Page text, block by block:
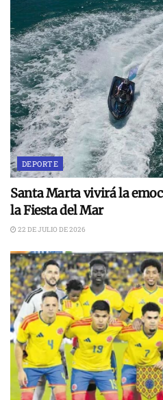
DEPORTE
Santa Marta vivirá la
la Fiesta del Mar
22 DE JULIO DE 2026